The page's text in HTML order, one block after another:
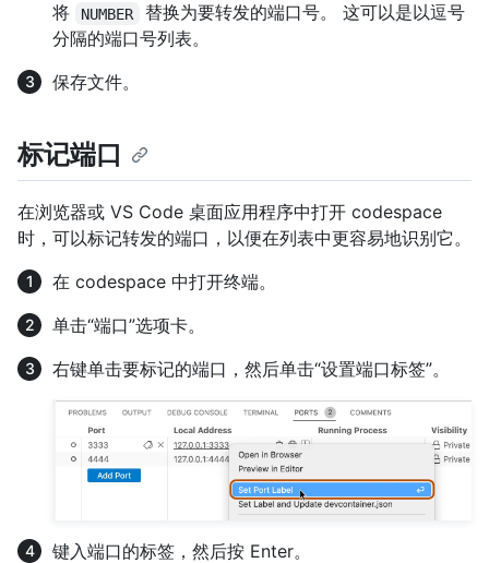
将 NUMBER
替换为要转发的端口号。 这可以是以逗号
分隔的端口号列表。
保存文件。
标记端口
在浏览器或 VS Code 桌面应用程序中打开 codespace
时，可以标记转发的端口，以便在列表中更容易地识别它。
在 codespace 中打开终端。
单击“端口”选项卡。
右键单击要标记的端口，然后单击“设置端口标签”。
键入端口的标签，然后按 Enter。